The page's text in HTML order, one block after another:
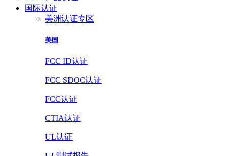
国际认证
美洲认证专区
美国
FCC ID认证
FCC SDOC认证
FCC认证
CTIA认证
UL认证